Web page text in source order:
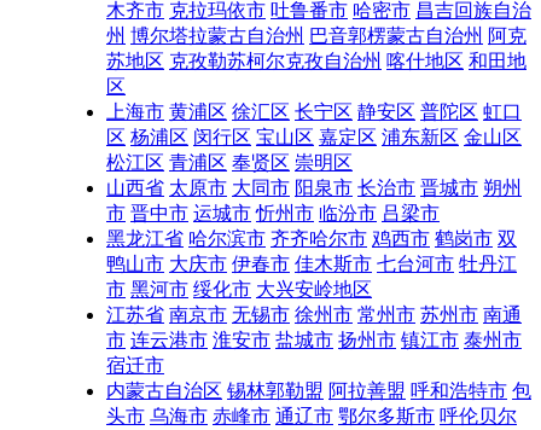
木齐市 克拉玛依市 吐鲁番市 哈密市 昌吉回族自治
州 博尔塔拉蒙古自治州 巴音郭楞蒙古自治州 阿克
苏地区 克孜勒苏柯尔克孜自治州 喀什地区 和田地
区
上海市 黄浦区 徐汇区 长宁区 静安区 普陀区 虹口
区 杨浦区 闵行区 宝山区 嘉定区 浦东新区 金山区
松江区 青浦区 奉贤区 崇明区
山西省 太原市 大同市 阳泉市 长治市 晋城市 朔州
市 晋中市 运城市 忻州市 临汾市 吕梁市
黑龙江省 哈尔滨市 齐齐哈尔市 鸡西市 鹤岗市 双
鸭山市 大庆市 伊春市 佳木斯市 七台河市 牡丹江
市 黑河市 绥化市 大兴安岭地区
江苏省 南京市 无锡市 徐州市 常州市 苏州市 南通
市 连云港市 淮安市 盐城市 扬州市 镇江市 泰州市
宿迁市
内蒙古自治区 锡林郭勒盟 阿拉善盟 呼和浩特市 包
头市 乌海市 赤峰市 通辽市 鄂尔多斯市 呼伦贝尔